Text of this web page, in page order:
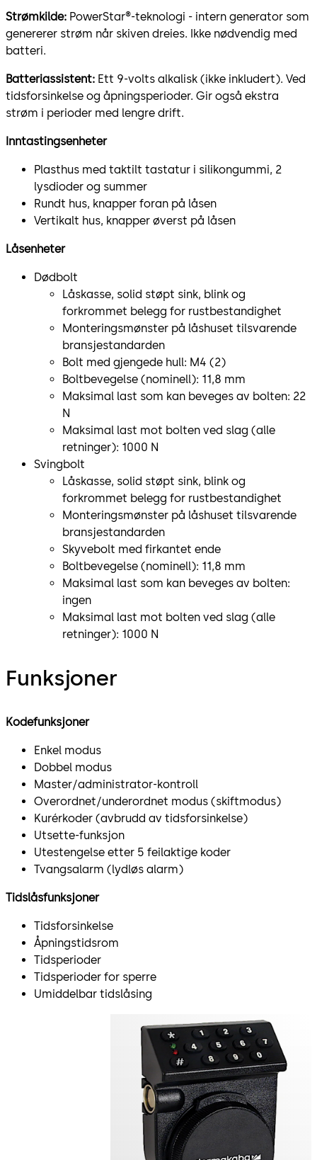
Strømkilde: PowerStar®-teknologi - intern generator som
genererer strøm når skiven dreies. Ikke nødvendig med
batteri.
Batteriassistent: Ett 9-volts alkalisk (ikke inkludert). Ved
tidsforsinkelse og åpningsperioder. Gir også ekstra
strøm i perioder med lengre drift.
Inntastingsenheter
Plasthus med taktilt tastatur i silikongummi, 2
lysdioder og summer
Rundt hus, knapper foran på låsen
Vertikalt hus, knapper øverst på låsen
Låsenheter
Dødbolt
Låskasse, solid støpt sink, blink og
forkrommet belegg for rustbestandighet
Monteringsmønster på låshuset tilsvarende
bransjestandarden
Bolt med gjengede hull: M4 (2)
Boltbevegelse (nominell): 11,8 mm
Maksimal last som kan beveges av bolten: 22
N
Maksimal last mot bolten ved slag (alle
retninger): 1000 N
Svingbolt
Låskasse, solid støpt sink, blink og
forkrommet belegg for rustbestandighet
Monteringsmønster på låshuset tilsvarende
bransjestandarden
Skyvebolt med firkantet ende
Boltbevegelse (nominell): 11,8 mm
Maksimal last som kan beveges av bolten:
ingen
Maksimal last mot bolten ved slag (alle
retninger): 1000 N
Funksjoner
Kodefunksjoner
Enkel modus
Dobbel modus
Master/administrator-kontroll
Overordnet/underordnet modus (skiftmodus)
Kurérkoder (avbrudd av tidsforsinkelse)
Utsette-funksjon
Utestengelse etter 5 feilaktige koder
Tvangsalarm (lydløs alarm)
Tidslåsfunksjoner
Tidsforsinkelse
Åpningstidsrom
Tidsperioder
Tidsperioder for sperre
Umiddelbar tidslåsing